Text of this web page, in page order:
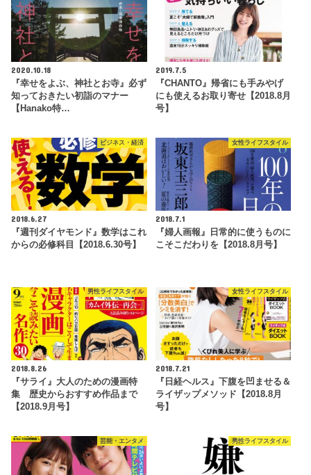
2020.10.18
『幸せをよぶ、神社とお寺』必ず
知っておきたい初詣のマナー
【Hanako特…
2019.7.5
『CHANTO』帰省にも手みやげ
にも使えるお取り寄せ【2018.8月
号】
ビジネス・経済
2018.6.27
『週刊ダイヤモンド』数学はこれ
からの必修科目【2018.6.30号】
女性ライフスタイル
2018.7.1
『婦人画報』日常的に使うものに
こそこだわりを【2018.8月号】
男性ライフスタイル
2018.8.26
『サライ』大人のための漫画特
集 歴史からおすすめ作品まで
【2018.9月号】
女性ライフスタイル
2018.7.21
『日経ヘルス』下腹を凹ませる＆
ライザップメソッド【2018.8月
号】
芸能・エンタメ 男性ライフスタイル